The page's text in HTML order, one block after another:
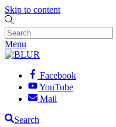
Skip to content
Menu
Facebook
YouTube
Mail
Search